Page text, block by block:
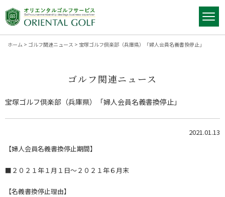
ホーム > ゴルフ関連ニュース > 宝塚ゴルフ倶楽部（兵庫県）「婦人会員名義書換停止」
ゴルフ関連ニュース
宝塚ゴルフ倶楽部（兵庫県）「婦人会員名義書換停止」
2021.01.13
【婦人会員名義書換停止期間】
■２０２１年１月１日～２０２１年６月末
【名義書換停止理由】